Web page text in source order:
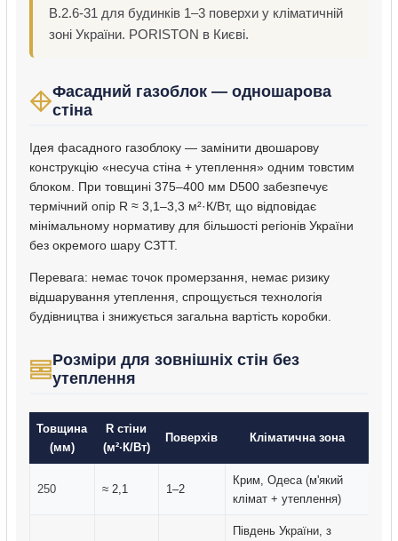
В.2.6-31 для будинків 1–3 поверхи у кліматичній
зоні України. PORISTON в Києві.
Фасадний газоблок — одношарова
стіна
Ідея фасадного газоблоку — замінити двошарову
конструкцію «несуча стіна + утеплення» одним товстим
блоком. При товщині 375–400 мм D500 забезпечує
термічний опір R ≈ 3,1–3,3 м²·К/Вт, що відповідає
мінімальному нормативу для більшості регіонів України
без окремого шару СЗТТ.
Перевага: немає точок промерзання, немає ризику
відшарування утеплення, спрощується технологія
будівництва і знижується загальна вартість коробки.
Розміри для зовнішніх стін без
утеплення
Товщина
(мм)
R стіни
(м²·К/Вт)
Поверхів Кліматична зона
250 ≈ 2,1 1–2
Крим, Одеса (м'який
клімат + утеплення)
Південь України, з